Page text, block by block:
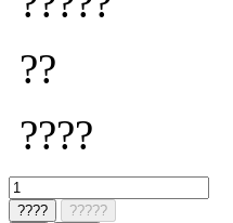
??
????
????
?????